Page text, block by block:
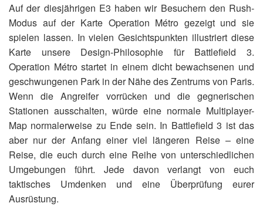
Auf der diesjährigen E3 haben wir Besuchern den Rush-
Modus auf der Karte Operation Métro gezeigt und sie
spielen lassen. In vielen Gesichtspunkten illustriert diese
Karte unsere Design-Philosophie für Battlefield 3.
Operation Métro startet in einem dicht bewachsenen und
geschwungenen Park in der Nähe des Zentrums von Paris.
Wenn die Angreifer vorrücken und die gegnerischen
Stationen ausschalten, würde eine normale Multiplayer-
Map normalerweise zu Ende sein. In Battlefield 3 ist das
aber nur der Anfang einer viel längeren Reise – eine
Reise, die euch durch eine Reihe von unterschiedlichen
Umgebungen führt. Jede davon verlangt von euch
taktisches Umdenken und eine Überprüfung eurer
Ausrüstung.